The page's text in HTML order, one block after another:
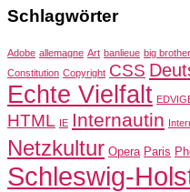
Schlagwörter
Adobe allemagne Art banlieue big brother
Constitution Copyright CSS
Echte Vielfalt
HTML IE Internautin
Netzkultur Opera Paris
Schleswig-